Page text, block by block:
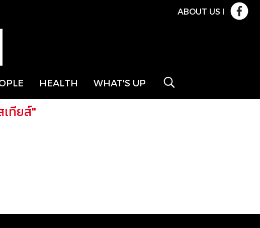
ABOUT US l
HEALTH WHAT'S UP
เทียส์"